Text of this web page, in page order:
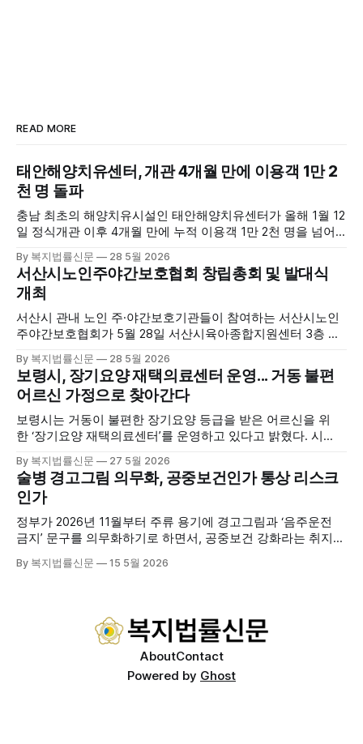
READ MORE
태안해양치유센터, 개관 4개월 만에 이용객 1만 2
천 명 돌파
충남 최초의 해양치유시설인 태안해양치유센터가 올해 1월 12
일 정식개관 이후 4개월 만에 누적 이용객 1만 2천 명을 넘어
양자원을 활용한 맞춤형 프로그램과 차별화된 웰니스 콘텐츠
를 선보이며 관광객과 군민의 발길을 끌고 있다. 센터는 염지
하수, 피트 등 태안의 청정 해양자원을 활용해 몸과 마음의 회
복을 돕는 다양한 프로그램을 운영하고
By 복지법률신문 28 5월 2026
서산시노인주야간보호협회 창립총회 및 발대식
개최
서산시 관내 노인 주·야간보호기관들이 참여하는 서산시노인
주야간보호협회가 5월 28일 서산시육아종합지원센터 3층 공
행사에는 서산시 관내 주·야간보호기관 관계자와 종사자, 유관
기관 내빈 등 약 100여명이 참석했으며, 서산시청 관계자, 서
산시노인복지시설협회, 서산시재가복지협회, 서산시사회복지
사협회 등 지역 노인복지 관련 기관 관계자들이 함께해 협회
출범을 축하했다. 서산시노인주야간보호협회는 서산시 소재
By 복지법률신문 28 5월 2026
보령시, 장기요양 재택의료센터 운영... 거동 불편
어르신 가정으로 찾아간다
보령시는 거동이 불편한 장기요양 등급을 받은 어르신을 위
한 ‘장기요양 재택의료센터’를 운영하고 있다고 밝혔다. 시
고 본격적인 서비스 제공에 나서고 있다. 재택의료센터
는 (한)의사가 거동 불편으로 의료기관 이용이 어렵다고 판단
한 장기요양 등급자를 대상으로, (한)의사·간호사·사회복지사
로 구성된 다학제 팀이 직접 가정을 방문해 건강관리서비스
를 제공하는
By 복지법률신문 27 5월 2026
술병 경고그림 의무화, 공중보건인가 통상 리스크
인가
정부가 2026년 11월부터 주류 용기에 경고그림과 ‘음주운전
금지’ 문구를 의무화하기로 하면서, 공중보건 강화라는 취지와
도는 국제 통상 규범, 영세업체 부담, 소비자 선택권 등 다양한
By 복지법률신문 15 5월 2026
AboutContact
Powered by Ghost